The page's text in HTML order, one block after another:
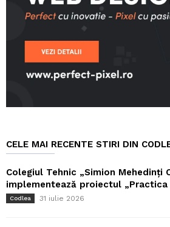
CELE MAI RECENTE STIRI DIN
Colegiul Tehnic „Simion Mehedinți
implementează proiectul
Codlea 31 iulie 2026